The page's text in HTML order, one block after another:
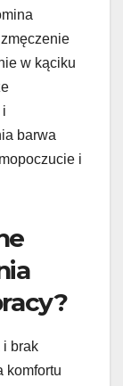
w kąciku
barwa
i
i brak
komfortu